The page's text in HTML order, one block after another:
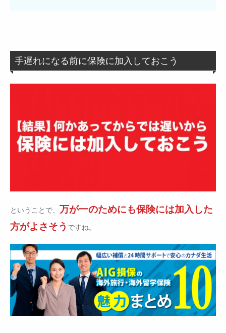
手遅れになる前に保険に加入しておこう
ということで、 万が一のためにも保険には加入した
方がよさそう ですね。